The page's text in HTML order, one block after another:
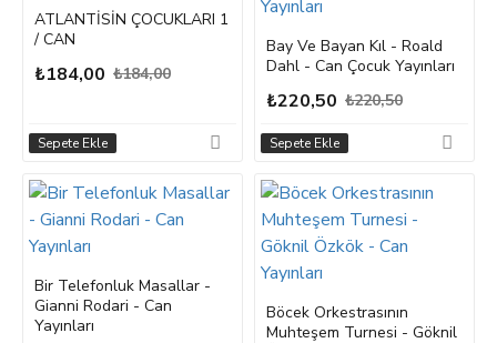
ATLANTİSİN ÇOCUKLARI 1
/ CAN
₺184,00 ₺184,00
Sepete Ekle
Bay Ve Bayan Kıl - Roald
Dahl - Can Çocuk Yayınları
₺220,50 ₺220,50
Sepete Ekle
Bir Telefonluk Masallar -
Gianni Rodari - Can
Yayınları
Böcek Orkestrasının
Muhteşem Turnesi - Göknil